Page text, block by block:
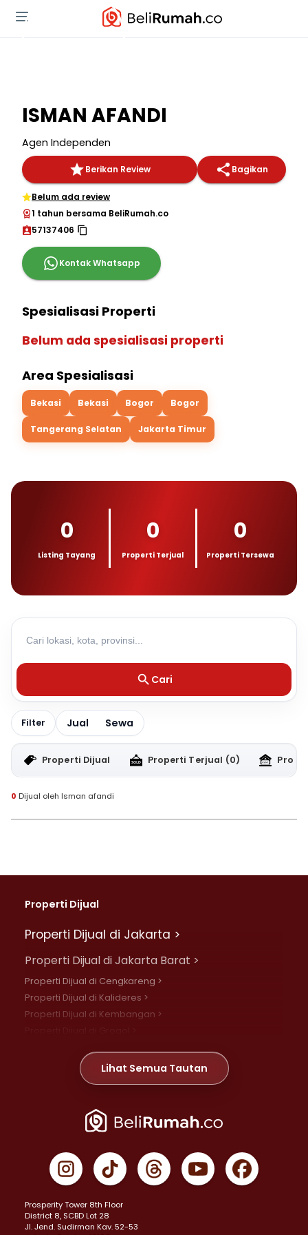
ISMAN AFANDI
Agen Independen
Berikan Review Bagikan
Belum ada review
1 tahun bersama BeliRumah.co
57137406
Kontak Whatsapp
Spesialisasi Properti
Belum ada spesialisasi properti
Area Spesialisasi
Bekasi Bekasi Bogor Bogor
Tangerang Selatan Jakarta Timur
0
Listing Tayang
0
Properti Terjual
0
Properti Tersewa
Cari
Filter Jual Sewa
Properti Dijual Properti Terjual (0)
0 Dijual oleh Isman afandi
Properti Dijual
Properti Dijual di Jakarta >
Properti Dijual di Jakarta Barat >
Properti Dijual di Cengkareng >
Properti Dijual di Kalideres >
Properti Dijual di Kembangan >
Properti Dijual di Meruya >
Properti Dijual di Jelambar >
Properti Dijual di Jakarta Pusat >
Properti Dijual di Gambir >
Properti Dijual di Johar Baru >
Properti Dijual di Menteng >
Properti Dijual di Senen >
Lihat Semua Tautan
Prosperity Tower 8th Floor
District 8, SCBD Lot 28
JI. Jend. Sudirman Kav. 52-53